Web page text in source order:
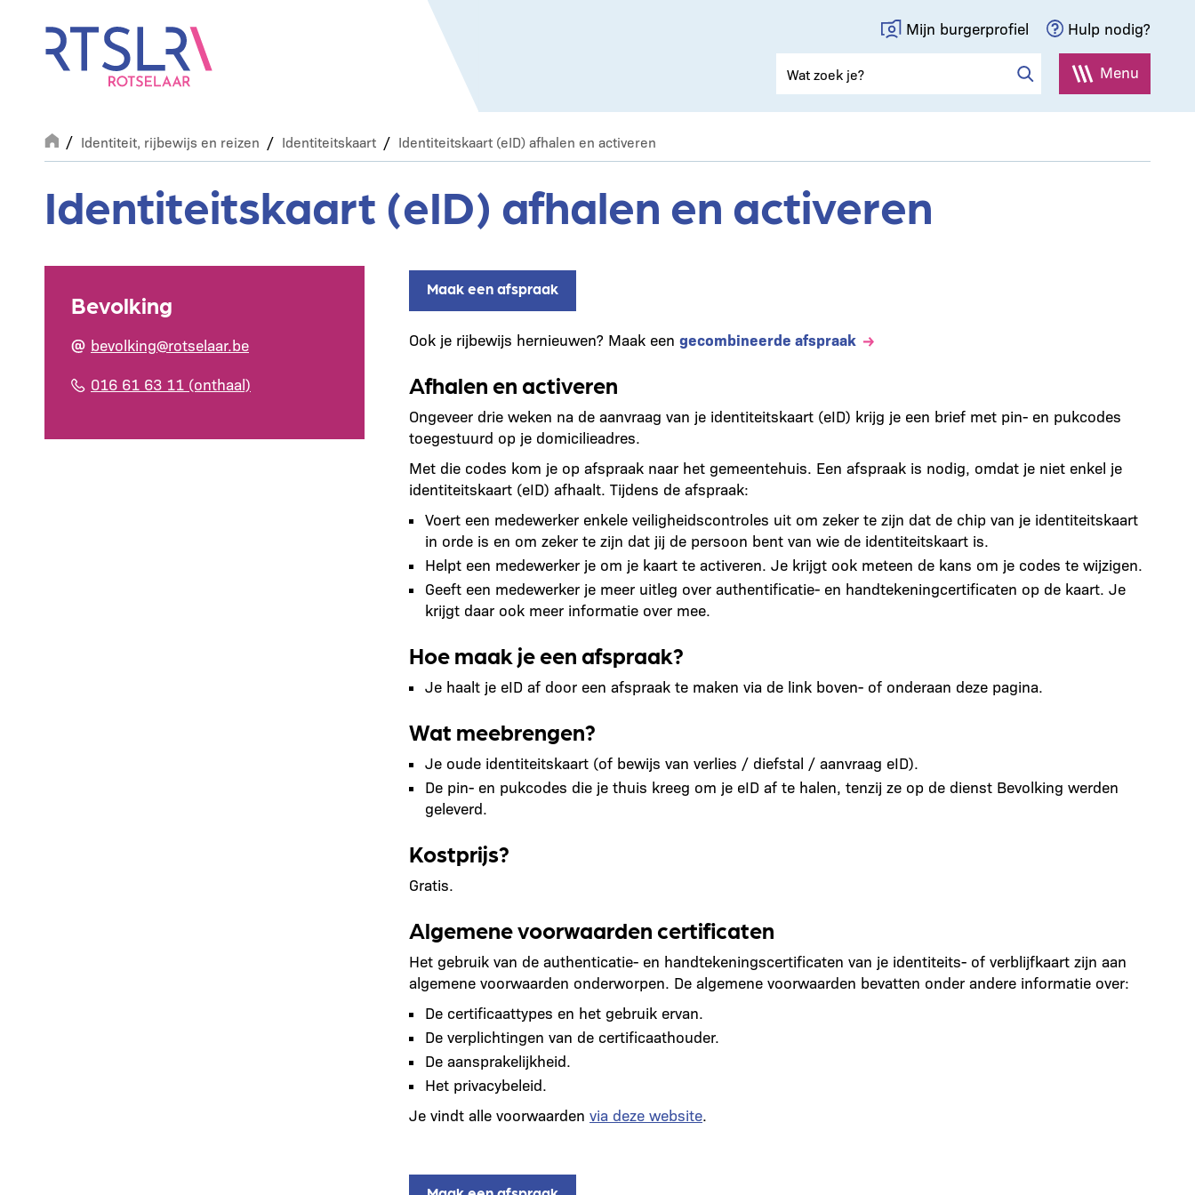
Mijn burgerprofiel Hulp nodig?
Menu
Breadcrumb
Identiteit, rijbewijs en reizen Identiteitskaart Identiteitskaart (eID) afhalen en activeren
Identiteitskaart (eID) afhalen en activeren
Bevolking
bevolking@rotselaar.be
016 61 63 11 (onthaal)
Maak een afspraak
Ook je rijbewijs hernieuwen? Maak een gecombineerde afspraak
Afhalen en activeren
Ongeveer drie weken na de aanvraag van je identiteitskaart (eID) krijg je een brief met pin- en pukcodes
toegestuurd op je domicilieadres.
Met die codes kom je op afspraak naar het gemeentehuis. Een afspraak is nodig, omdat je niet enkel je
identiteitskaart (eID) afhaalt. Tijdens de afspraak:
Voert een medewerker enkele veiligheidscontroles uit om zeker te zijn dat de chip van je identiteitskaart
in orde is en om zeker te zijn dat jij de persoon bent van wie de identiteitskaart is.
Helpt een medewerker je om je kaart te activeren. Je krijgt ook meteen de kans om je codes te wijzigen.
Geeft een medewerker je meer uitleg over authentificatie- en handtekeningcertificaten op de kaart. Je
krijgt daar ook meer informatie over mee.
Hoe maak je een afspraak?
Je haalt je eID af door een afspraak te maken via de link boven- of onderaan deze pagina.
Wat meebrengen?
Je oude identiteitskaart (of bewijs van verlies / diefstal / aanvraag eID).
De pin- en pukcodes die je thuis kreeg om je eID af te halen, tenzij ze op de dienst Bevolking werden
geleverd.
Kostprijs?
Gratis.
Algemene voorwaarden certificaten
Het gebruik van de authenticatie- en handtekeningscertificaten van je identiteits- of verblijfkaart zijn aan
algemene voorwaarden onderworpen. De algemene voorwaarden bevatten onder andere informatie over:
De certificaattypes en het gebruik ervan.
De verplichtingen van de certificaathouder.
De aansprakelijkheid.
Het privacybeleid.
Je vindt alle voorwaarden via deze website.